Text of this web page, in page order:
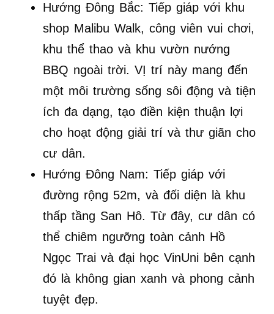
Hướng Đông Bắc: Tiếp giáp với khu
shop Malibu Walk, công viên vui chơi,
khu thể thao và khu vườn nướng
BBQ ngoài trời. VỊ trí này mang đến
một môi trường sống sôi động và tiện
ích đa dạng, tạo điền kiện thuận lợi
cho hoạt động giải trí và thư giãn cho
cư dân.
Hướng Đông Nam: Tiếp giáp với
đường rộng 52m, và đối diện là khu
thấp tầng San Hô. Từ đây, cư dân có
thể chiêm ngưỡng toàn cảnh Hồ
Ngọc Trai và đại học VinUni bên cạnh
đó là không gian xanh và phong cảnh
tuyệt đẹp.